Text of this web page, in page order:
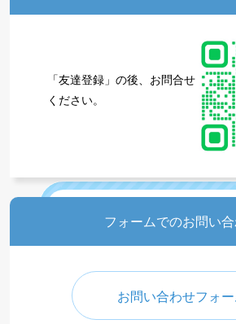
全プログラムの受付
体育 サッカー
新規入会募集
「友達登録」の後、お問合せ
ください。
フォームでのお問い
お問い合わせフォ